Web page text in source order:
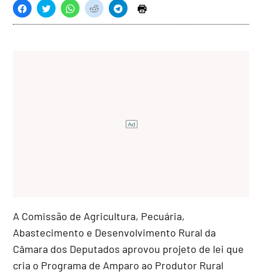
A Comissão de Agricultura, Pecuária,
Abastecimento e Desenvolvimento Rural da
Câmara dos Deputados aprovou projeto de lei que
cria o Programa de Amparo ao Produtor Rural